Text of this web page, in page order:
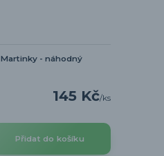
- náhodný
145 Kč/ks
Přidat do košíku